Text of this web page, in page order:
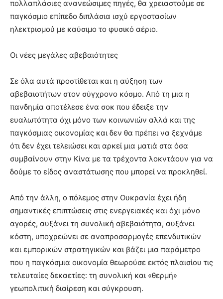
πολλαπλάσιες ανανεώσιμες πηγές, θα χρειαστούμε σε
παγκόσμιο επίπεδο διπλάσια ισχύ εργοστασίων
ηλεκτρισμού με καύσιμο το φυσικό αέριο.
Οι νέες μεγάλες αβεβαιότητες
Σε όλα αυτά προστίθεται και η αύξηση των
αβεβαιοτήτων στον σύγχρονο κόσμο. Από τη μια η
πανδημία αποτέλεσε ένα σοκ που έδειξε την
ευαλωτότητα όχι μόνο των κοινωνιών αλλά και της
παγκόσμιας οικονομίας και δεν θα πρέπει να ξεχνάμε
ότι δεν έχει τελειώσει και αρκεί μια ματιά στα όσα
συμβαίνουν στην Κίνα με τα τρέχοντα λοκντάουν για να
δούμε το είδος αναστάτωσης που μπορεί να προκληθεί.
Από την άλλη, ο πόλεμος στην Ουκρανία έχει ήδη
σημαντικές επιπτώσεις στις ενεργειακές και όχι μόνο
αγορές, αυξάνει τη συνολική αβεβαιότητα, αυξάνει
κόστη, υποχρεώνει σε αναπροσαρμογές επενδυτικών
και εμπορικών στρατηγικών και βάζει μια παράμετρο
που η παγκόσμια οικονομία θεωρούσε εκτός πλαισίου τις
τελευταίες δεκαετίες: τη συνολική και «θερμή»
γεωπολιτική διαίρεση και σύγκρουση.